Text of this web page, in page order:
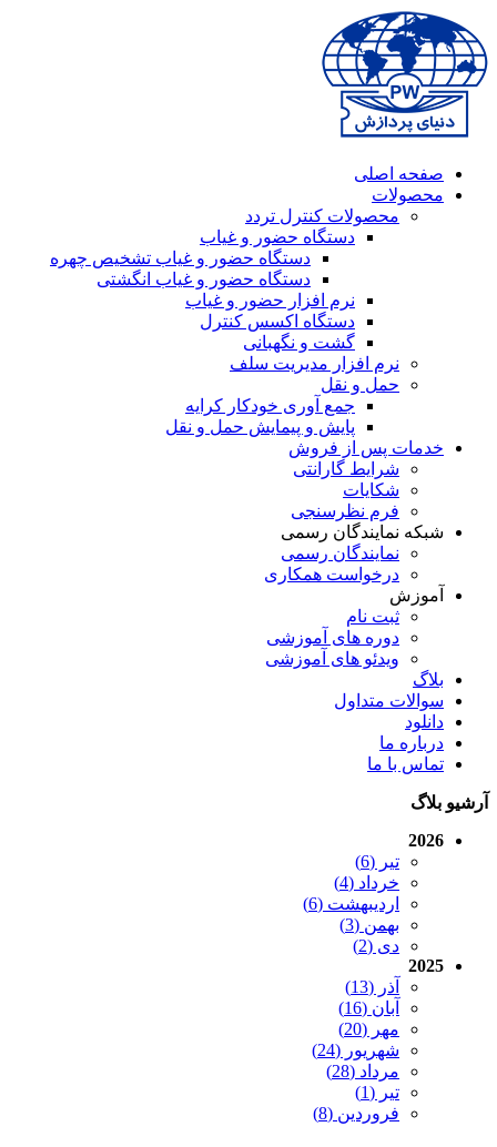
صفحه اصلی
محصولات
محصولات کنترل تردد
دستگاه حضور و غیاب
دستگاه حضور و غیاب تشخیص چهره
دستگاه حضور و غیاب انگشتی
نرم افزار حضور و غیاب
دستگاه اکسس کنترل
گشت و نگهبانی
نرم افزار مدیریت سلف
حمل و نقل
جمع آوری خودکار کرایه
پایش و پیمایش حمل و نقل
خدمات پس از فروش
شرایط گارانتی
شکایات
فرم نظرسنجی
شبکه نمایندگان رسمی
نمایندگان رسمی
درخواست همکاری
آموزش
ثبت نام
دوره های آموزشی
ویدئو های آموزشی
بلاگ
سوالات متداول
دانلود
درباره ما
تماس با ما
آرشیو بلاگ
2026
تیر (6)
خرداد (4)
اردیبهشت (6)
بهمن (3)
دی (2)
2025
آذر (13)
آبان (16)
مهر (20)
شهریور (24)
مرداد (28)
تیر (1)
فروردین (8)